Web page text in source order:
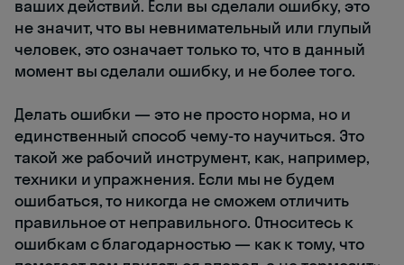
ваших действий. Если вы сделали ошибку, это
не значит, что вы невнимательный или глупый
человек, это означает только то, что в данный
момент вы сделали ошибку, и не более того.
Делать ошибки — это не просто норма, но и
единственный способ чему-то научиться. Это
такой же рабочий инструмент, как, например,
техники и упражнения. Если мы не будем
ошибаться, то никогда не сможем отличить
правильное от неправильного. Относитесь к
ошибкам с благодарностью — как к тому, что